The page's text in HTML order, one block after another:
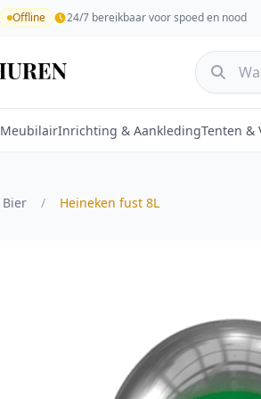
Offline 24/7 bereikbaar voor spoed en nood
MeubilairInrichting & AankledingTenten &
Bier / Heineken fust 8L